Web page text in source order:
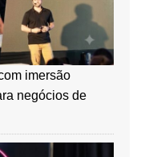
imersão
negócios de